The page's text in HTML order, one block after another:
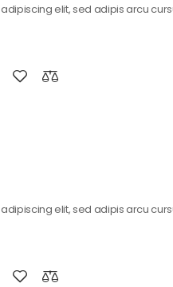
elit, sed adipis arcu
elit, sed adipis arcu